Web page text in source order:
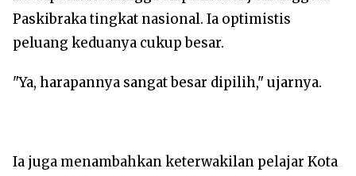
Paskibraka tingkat nasional. Ia optimistis
peluang keduanya cukup besar.
‎"Ya, harapannya sangat besar dipilih," ujarnya.
‎Ia juga menambahkan keterwakilan pelajar Kota